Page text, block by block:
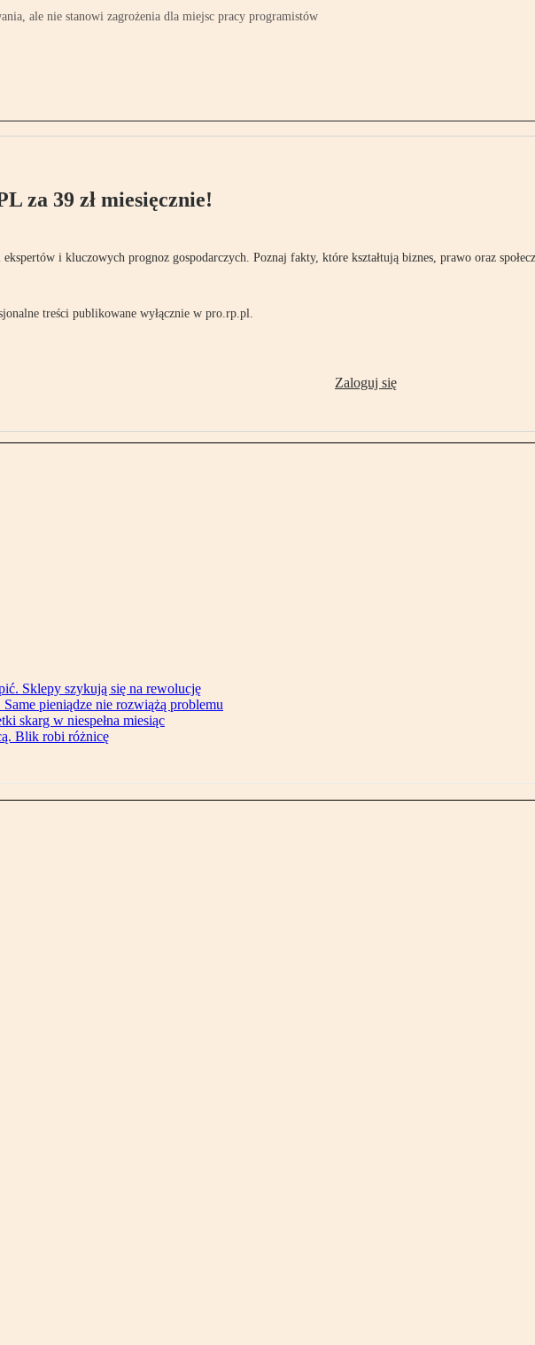
ale nie stanowi zagrożenia dla miejsc pracy programistów
za 39 zł miesięcznie!
i kluczowych prognoz gospodarczych. Poznaj fakty, które kształtują biznes, prawo oraz
treści publikowane wyłącznie w pro.rp.pl.
Zaloguj się
Sklepy szykują się na rewolucję
pieniądze nie rozwiążą problemu
skarg w niespełna miesiąc
Blik robi różnicę